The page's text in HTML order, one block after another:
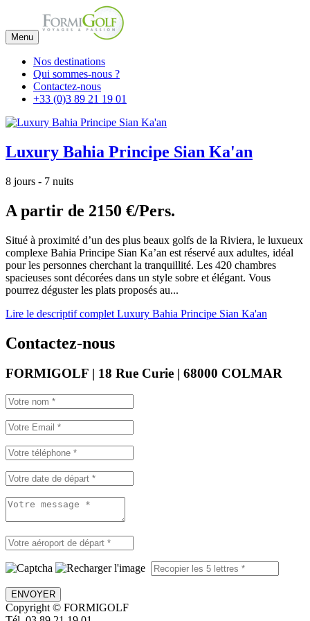
Menu
Nos destinations
Qui sommes-nous ?
Contactez-nous
+33 (0)3 89 21 19 01
Luxury Bahia Principe Sian Ka'an
8 jours - 7 nuits
A partir de 2150 €/Pers.
Situé à proximité d’un des plus beaux golfs de la Riviera, le luxueux
complexe Bahia Principe Sian Ka’an est réservé aux adultes, idéal
pour les personnes cherchant la tranquillité. Les 420 chambres
spacieuses sont décorées dans un style sobre et élégant. Vous
pourrez déguster les plats proposés au...
Lire le descriptif complet Luxury Bahia Principe Sian Ka'an
Contactez-nous
FORMIGOLF | 18 Rue Curie | 68000 COLMAR
ENVOYER
Copyright © FORMIGOLF